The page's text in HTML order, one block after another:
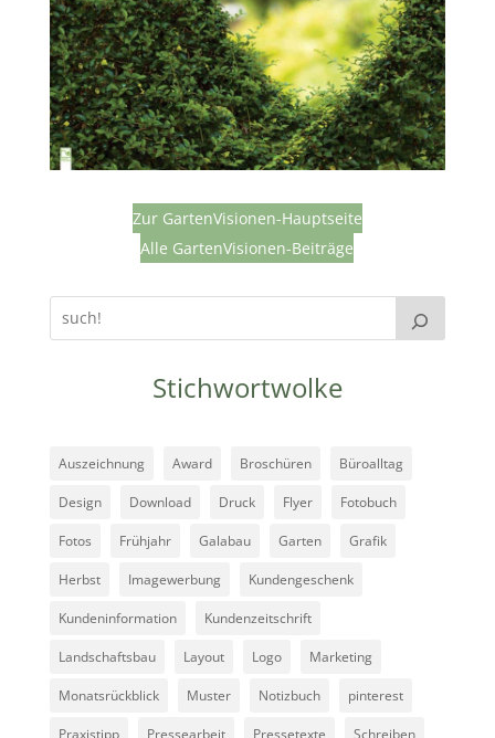
Zur GartenVisionen-Hauptseite
Alle GartenVisionen-Beiträge
Stichwortwolke
Auszeichnung Award Broschüren Büroalltag
Design Download Druck Flyer Fotobuch
Fotos Frühjahr Galabau Garten Grafik
Herbst Imagewerbung Kundengeschenk
Kundeninformation Kundenzeitschrift
Landschaftsbau Layout Logo Marketing
Monatsrückblick Muster Notizbuch pinterest
Praxistipp Pressearbeit Pressetexte Schreiben